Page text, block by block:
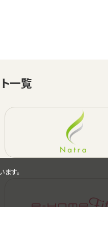
一覧
す。